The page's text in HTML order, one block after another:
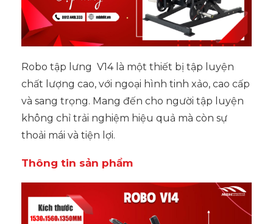
Robo tập lưng V14 là một thiết bị tập luyện
chất lượng cao, với ngoại hình tinh xảo, cao cấp
và sang trọng. Mang đến cho người tập luyện
không chỉ trải nghiệm hiệu quả mà còn sự
thoải mái và tiện lợi.
Thông tin sản phẩm